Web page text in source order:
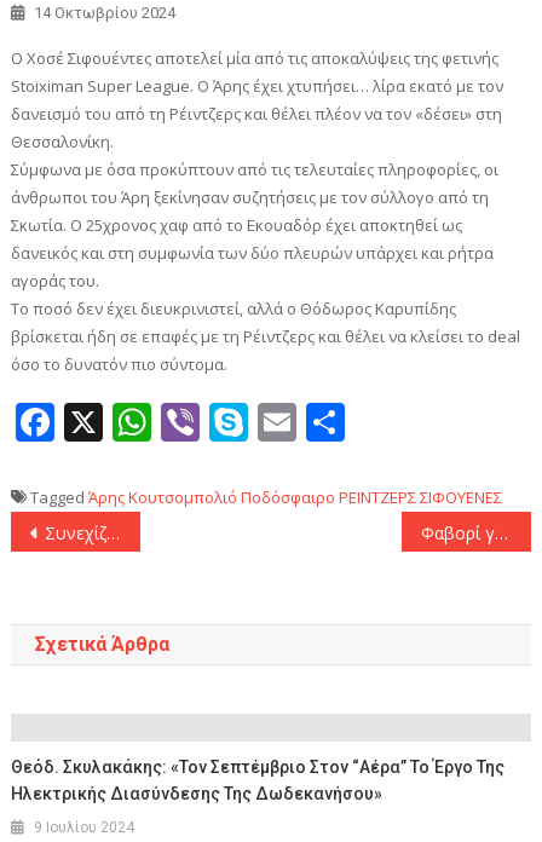
14 Οκτωβρίου 2024
Ο Χοσέ Σιφουέντες αποτελεί μία από τις αποκαλύψεις της φετινής
Stoiximan Super League. Ο Άρης έχει χτυπήσει… λίρα εκατό με τον
δανεισμό του από τη Ρέιντζερς και θέλει πλέον να τον «δέσει» στη
Θεσσαλονίκη.
Σύμφωνα με όσα προκύπτουν από τις τελευταίες πληροφορίες, οι
άνθρωποι του Άρη ξεκίνησαν συζητήσεις με τον σύλλογο από τη
Σκωτία. Ο 25χρονος χαφ από το Εκουαδόρ έχει αποκτηθεί ως
δανεικός και στη συμφωνία των δύο πλευρών υπάρχει και ρήτρα
αγοράς του.
Το ποσό δεν έχει διευκρινιστεί, αλλά ο Θόδωρος Καρυπίδης
βρίσκεται ήδη σε επαφές με τη Ρέιντζερς και θέλει να κλείσει το deal
όσο το δυνατόν πιο σύντομα.
Facebook
X WhatsApp
ViberSkype
Email
Tagged ΆρηςΚουτσομπολιό Ποδόσφαιρο ΡΕΪΝΤΖΕΡΣΣΙΦΟΥΕΝΕΣ
Πλοήγηση
Συνεχίζουν την σκληρή δουλειά Γιαζίτσι και Ολιβέιρα Φαβορί για τον πάγκο της Εθνικής Αγγλίας ο Τούχελ
Σχετικά Άρθρα
Θεόδ. Σκυλακάκης: «Τον Σεπτέμβριο Στον “αέρα” Το Έργο Της
Ηλεκτρικής Διασύνδεσης Της Δωδεκανήσου»
9 Ιουλίου 2024